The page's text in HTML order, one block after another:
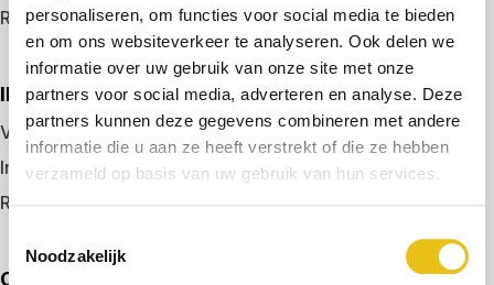
personaliseren, om functies voor social media te bieden
en om ons websiteverkeer te analyseren. Ook delen we
informatie over uw gebruik van onze site met onze
partners voor social media, adverteren en analyse. Deze
partners kunnen deze gegevens combineren met andere
informatie die u aan ze heeft verstrekt of die ze hebben
verzameld op basis van uw gebruik van hun services.
Noodzakelijk
Registreren
IK BEN WERKGEVER
Vacature plaatsen
Inloggen
Registreren
OVER ONS